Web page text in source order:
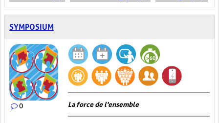
SYMPOSIUM
0 La force de l'ensemble